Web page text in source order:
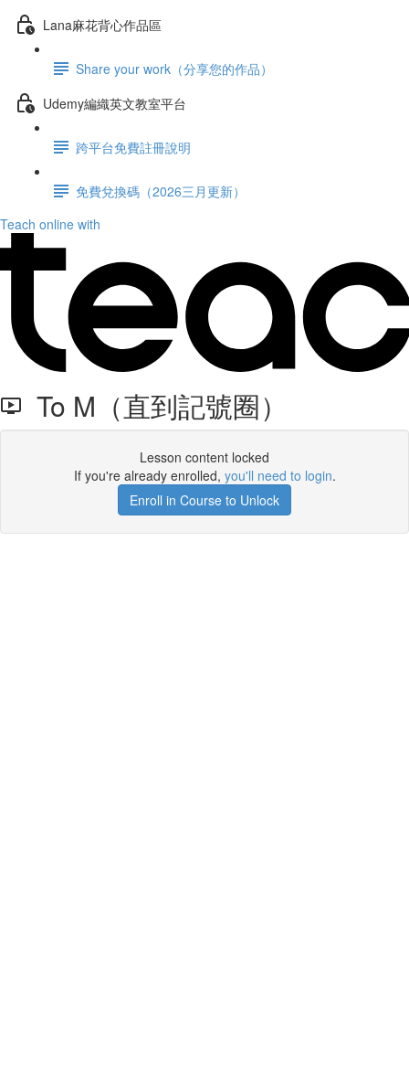
Lana麻花背心作品區
Share your work（分享您的作品）
Udemy編織英文教室平台
跨平台免費註冊說明
免費兌換碼（2026三月更新）
Teach online with
To M（直到記號圈）
Lesson content locked
If you're already enrolled, you'll need to login.
Enroll in Course to Unlock